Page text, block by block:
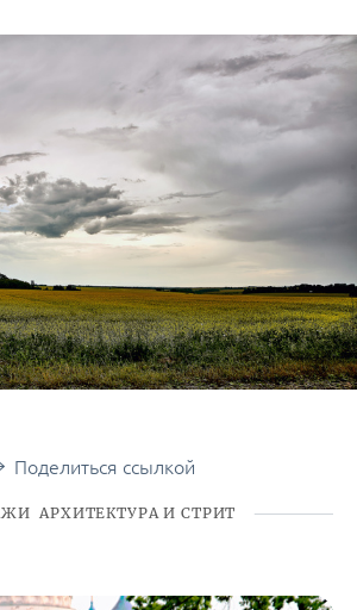
Поделиться ссылкой
АРХИТЕКТУРА И СТРИТ